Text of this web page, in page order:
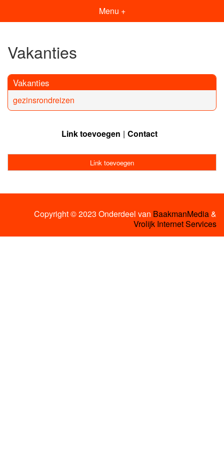
Menu +
Vakanties
Vakanties
gezinsrondreizen
Link toevoegen Contact
Link toevoegen
Copyright © 2023 Onderdeel van BaakmanMedia&
Vrolijk Internet Services